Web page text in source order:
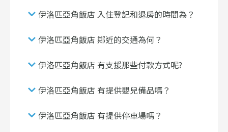
伊洛匹亞角飯店 入住登記和退房的時間為？
伊洛匹亞角飯店 鄰近的交通為何？
伊洛匹亞角飯店 有支援那些付款方式呢?
伊洛匹亞角飯店 有提供嬰兒備品嗎？
伊洛匹亞角飯店 有提供停車場嗎？